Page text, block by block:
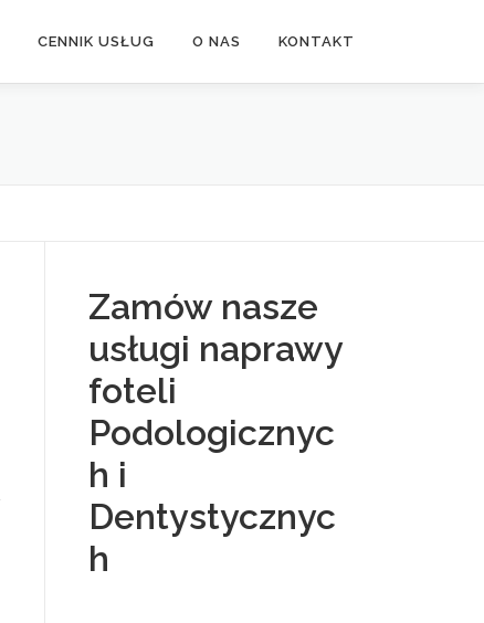
CENNIK USŁUG O NAS KONTAKT
Zamów nasze
usługi naprawy
foteli
Podologicznyc
h i
Dentystycznyc
h